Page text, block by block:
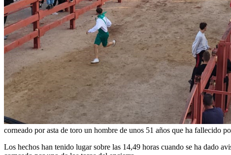
corneado por asta de toro un hombre de unos 51 años que ha fallecido
Los hechos han tenido lugar sobre las 14,49 horas cuando se ha dado